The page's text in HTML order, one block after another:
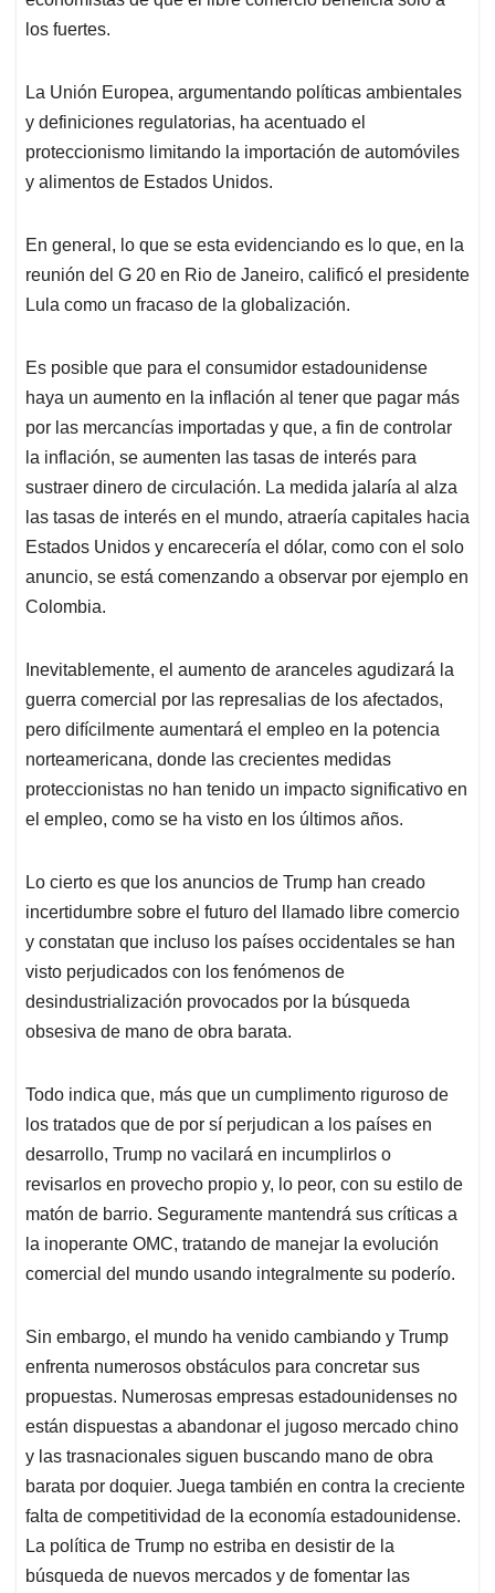
los fuertes.
La Unión Europea, argumentando políticas ambientales
y definiciones regulatorias, ha acentuado el
proteccionismo limitando la importación de automóviles
y alimentos de Estados Unidos.
En general, lo que se esta evidenciando es lo que, en la
reunión del G 20 en Rio de Janeiro, calificó el presidente
Lula como un fracaso de la globalización.
Es posible que para el consumidor estadounidense
haya un aumento en la inflación al tener que pagar más
por las mercancías importadas y que, a fin de controlar
la inflación, se aumenten las tasas de interés para
sustraer dinero de circulación. La medida jalaría al alza
las tasas de interés en el mundo, atraería capitales hacia
Estados Unidos y encarecería el dólar, como con el solo
anuncio, se está comenzando a observar por ejemplo en
Colombia.
Inevitablemente, el aumento de aranceles agudizará la
guerra comercial por las represalias de los afectados,
pero difícilmente aumentará el empleo en la potencia
norteamericana, donde las crecientes medidas
proteccionistas no han tenido un impacto significativo en
el empleo, como se ha visto en los últimos años.
Lo cierto es que los anuncios de Trump han creado
incertidumbre sobre el futuro del llamado libre comercio
y constatan que incluso los países occidentales se han
visto perjudicados con los fenómenos de
desindustrialización provocados por la búsqueda
obsesiva de mano de obra barata.
Todo indica que, más que un cumplimento riguroso de
los tratados que de por sí perjudican a los países en
desarrollo, Trump no vacilará en incumplirlos o
revisarlos en provecho propio y, lo peor, con su estilo de
matón de barrio. Seguramente mantendrá sus críticas a
la inoperante OMC, tratando de manejar la evolución
comercial del mundo usando integralmente su poderío.
Sin embargo, el mundo ha venido cambiando y Trump
enfrenta numerosos obstáculos para concretar sus
propuestas. Numerosas empresas estadounidenses no
están dispuestas a abandonar el jugoso mercado chino
y las trasnacionales siguen buscando mano de obra
barata por doquier. Juega también en contra la creciente
falta de competitividad de la economía estadounidense.
La política de Trump no estriba en desistir de la
búsqueda de nuevos mercados y de fomentar las